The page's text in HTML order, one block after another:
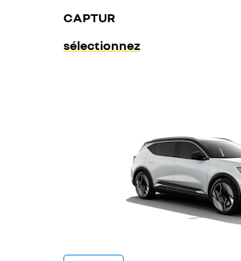
CAPTUR
sélectionnez